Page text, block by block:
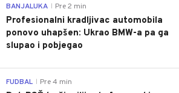
BANJALUKA Pre 2 min
Profesionalni kradljivac automobila
ponovo uhapšen: Ukrao BMW-a pa ga
slupao i pobjegao
FUDBAL Pre 4 min